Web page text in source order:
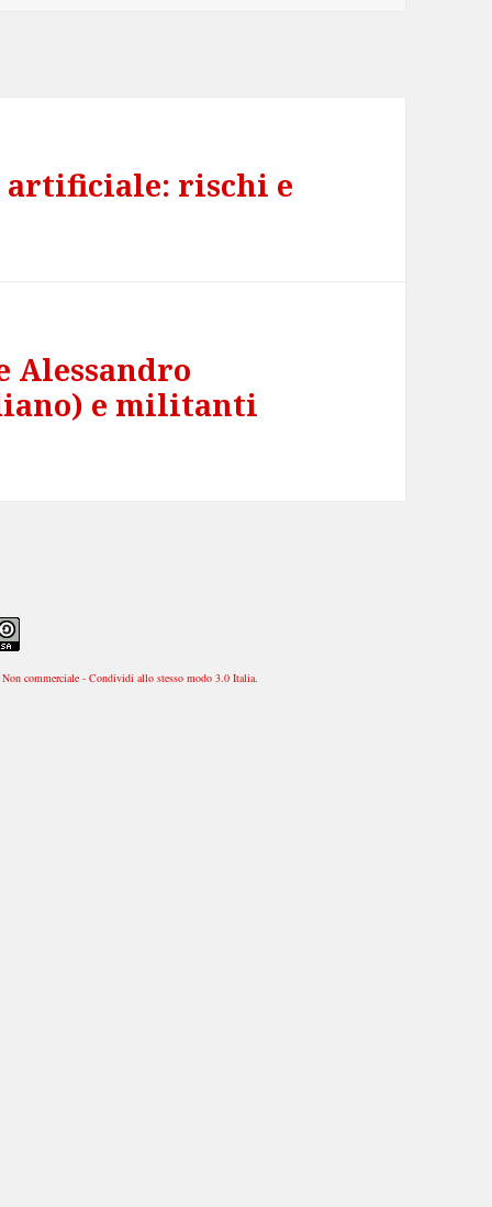
artificiale: rischi e
Alessandro
e militanti
commerciale - Condividi allo stesso modo 3.0 Italia